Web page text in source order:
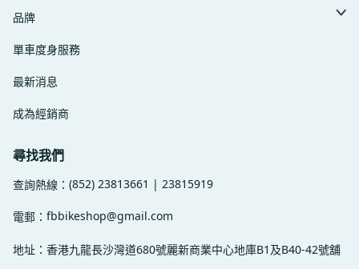
品牌
單車度身服務
最新消息
成為經銷商
尋找我們
查詢熱線： (852) 23813661 | 23815919
電郵： fbbikeshop@gmail.com
地址：香港九龍長沙灣道680號麗新商業中心地庫B1及B40-42號舖